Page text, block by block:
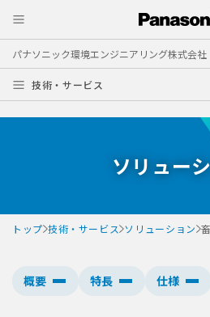
パナソニック環境エンジニアリング株式会社
技術・サービス
ソリュー
トップ 技術・サービス ソリューション
概要 特長 仕様